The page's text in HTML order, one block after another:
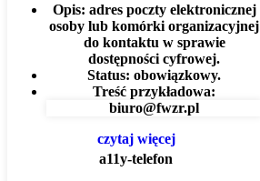
Opis: adres poczty elektronicznej
osoby lub komórki organizacyjnej
do kontaktu w sprawie
dostępności cyfrowej.
Status: obowiązkowy.
Treść przykładowa:
biuro@fwzr.pl
czytaj więcej
a11y-telefon